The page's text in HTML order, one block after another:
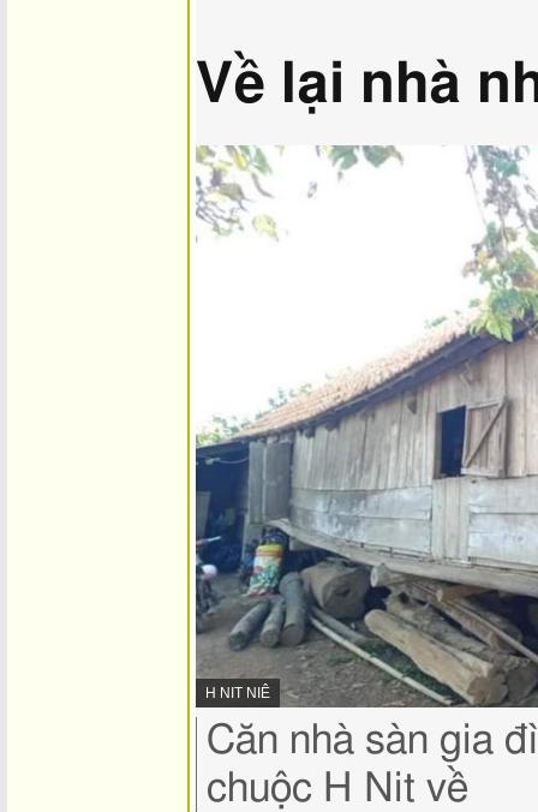
Về lại nhà
NGUỒN
HÌNH
ẢNH,
H NIT NIÊ
Chụp
lại
hình
ảnh,
Căn nhà sàn gia
chuộc H Nit về